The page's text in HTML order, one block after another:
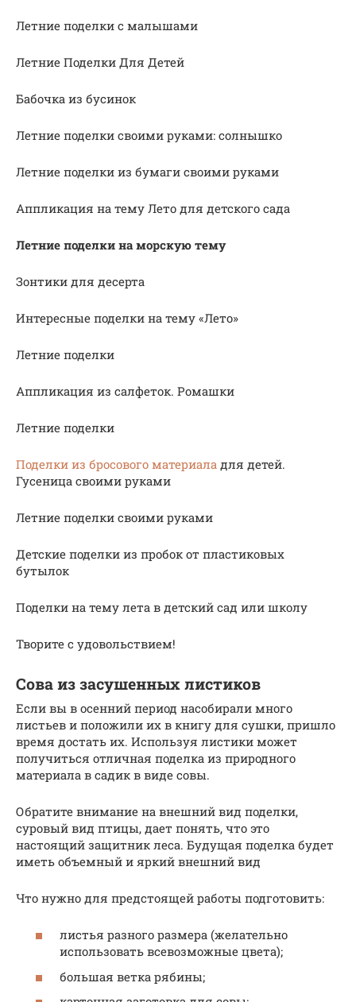
Летние поделки с малышами
Летние Поделки Для Детей
Бабочка из бусинок
Летние поделки своими руками: солнышко
Летние поделки из бумаги своими руками
Аппликация на тему Лето для детского сада
Летние поделки на морскую тему
Зонтики для десерта
Интересные поделки на тему «Лето»
Летние поделки
Аппликация из салфеток. Ромашки
Летние поделки
Поделки из бросового материала для детей.
Гусеница своими руками
Летние поделки своими руками
Детские поделки из пробок от пластиковых
бутылок
Поделки на тему лета в детский сад или школу
Творите с удовольствием!
Сова из засушенных листиков
Если вы в осенний период насобирали много
листьев и положили их в книгу для сушки, пришло
время достать их. Используя листики может
получиться отличная поделка из природного
материала в садик в виде совы.
Обратите внимание на внешний вид поделки,
суровый вид птицы, дает понять, что это
настоящий защитник леса. Будущая поделка будет
иметь объемный и яркий внешний вид
Что нужно для предстоящей работы подготовить:
листья разного размера (желательно
использовать всевозможные цвета);
большая ветка рябины;